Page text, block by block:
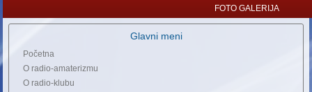
FOTO GALERIJA
Glavni meni
Početna
O radio-amaterizmu
O radio-klubu